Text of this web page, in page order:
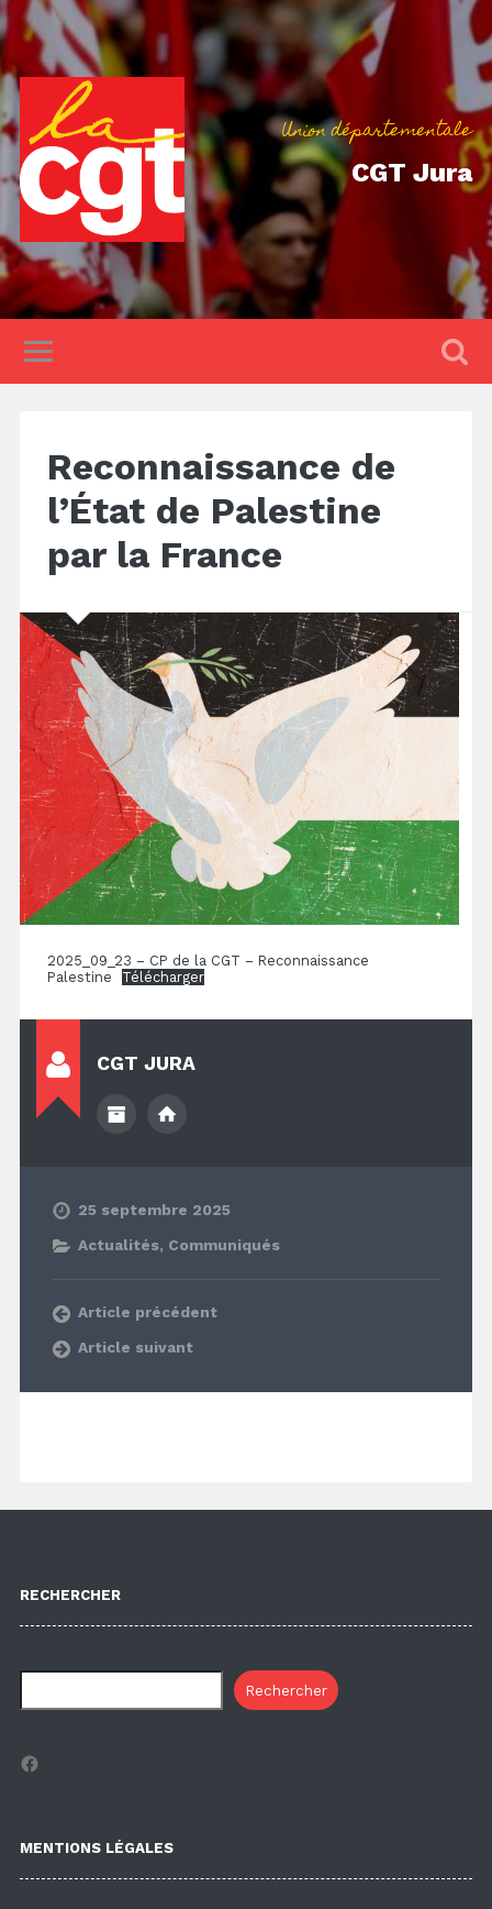
Union départementale
CGT Jura
Reconnaissance de
l’État de Palestine
par la France
2025_09_23 – CP de la CGT – Reconnaissance
Palestine
Télécharger
CGT JURA
25 septembre 2025
Actualités, Communiqués
Article précédent
Article suivant
RECHERCHER
Rechercher
Facebook
MENTIONS LÉGALES